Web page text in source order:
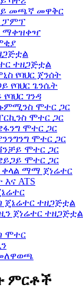
መጫኛ መዋቅር
ፓምፕ
ማቀዝቀዣ
ተዘጋጅቷል
የባህር ጄንሰት
የባህር ጌንሴት
ገንዳ
ሞተር ጋር
ሞተር ጋር
ሞተር ጋር
ሞተር ጋር
ሞተር ጋር
ሞተር ጋር
ቀላል ማማ ጀነሬተር
እና ATS
ጄኔሬተር ተዘጋጅቷል
ጀነሬተር ተዘጋጅቷል
ሞተር
ምርቶች